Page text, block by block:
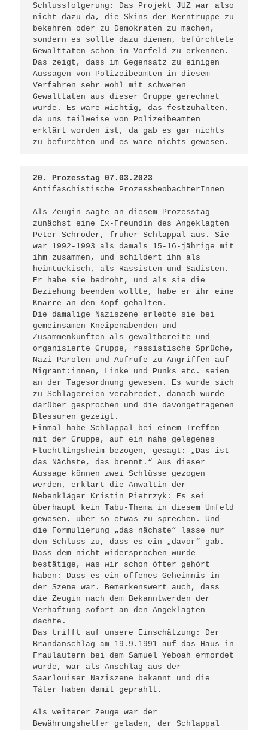
Schlussfolgerung: Das Projekt JUZ war also
nicht dazu da, die Skins der Kerntruppe zu
bekehren oder zu Demokraten zu machen,
sondern es sollte dazu dienen, befürchtete
Gewalttaten schon im Vorfeld zu erkennen.
Das zeigt, dass im Gegensatz zu einigen
Aussagen von Polizeibeamten in diesem
Verfahren sehr wohl mit schweren
Gewalttaten aus dieser Gruppe gerechnet
wurde. Es wäre wichtig, das festzuhalten,
da uns teilweise von Polizeibeamten
erklärt worden ist, da gab es gar nichts
20. Prozesstag 07.03.2023
Antifaschistische ProzessbeobachterInnen
Als Zeugin sagte an diesem Prozesstag
zunächst eine Ex-Freundin des Angeklagten
Peter Schröder, früher Schlappal aus. Sie
war 1992-1993 als damals 15-16-jährige mit
ihm zusammen, und schildert ihn als
heimtückisch, als Rassisten und Sadisten.
Er habe sie bedroht, und als sie die
Beziehung beenden wollte, habe er ihr eine
Knarre an den Kopf gehalten.
Die damalige Naziszene erlebte sie bei
gemeinsamen Kneipenabenden und
Zusammenkünften als gewaltbereite und
organisierte Gruppe, rassistische Sprüche,
Nazi-Parolen und Aufrufe zu Angriffen auf
Migrant:innen, Linke und Punks etc. seien
an der Tagesordnung gewesen. Es wurde sich
zu Schlägereien verabredet, danach wurde
darüber gesprochen und die davongetragenen
Blessuren gezeigt.
Einmal habe Schlappal bei einem Treffen
mit der Gruppe, auf ein nahe gelegenes
Flüchtlingsheim bezogen, gesagt: „Das ist
das Nächste, das brennt.“ Aus dieser
Aussage können zwei Schlüsse gezogen
werden, erklärt die Anwältin der
Nebenkläger Kristin Pietrzyk: Es sei
überhaupt kein Tabu-Thema in diesem Umfeld
gewesen, über so etwas zu sprechen. Und
die Formulierung „das nächste“ lasse nur
den Schluss zu, dass es ein „davor“ gab.
Dass dem nicht widersprochen wurde
bestätige, was wir schon öfter gehört
haben: Dass es ein offenes Geheimnis in
der Szene war. Bemerkenswert auch, dass
die Zeugin nach dem Bekanntwerden der
Verhaftung sofort an den Angeklagten
dachte.
Das trifft auf unsere Einschätzung: Der
Brandanschlag am 19.9.1991 auf das Haus in
Fraulautern bei dem Samuel Yeboah ermordet
wurde, war als Anschlag aus der
Saarlouiser Naziszene bekannt und die
Täter haben damit geprahlt.
Als weiterer Zeuge war der
Bewährungshelfer geladen, der Schlappal